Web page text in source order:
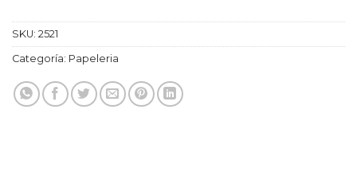
SKU: 2521
Categoría: Papeleria